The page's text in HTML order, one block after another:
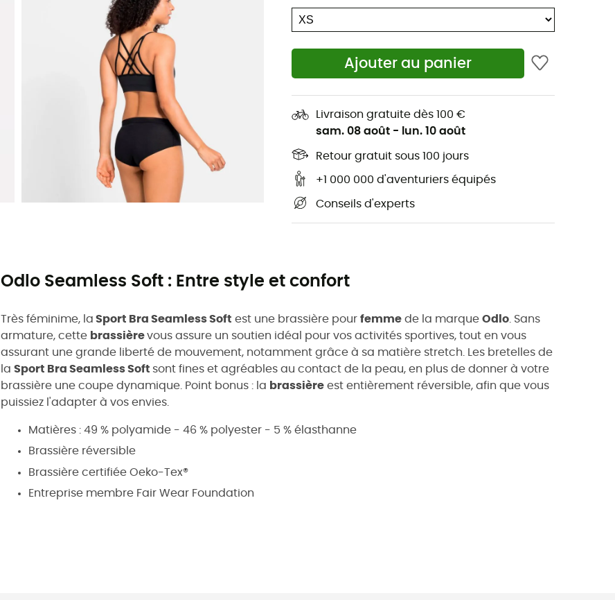
Ajouter au panier
Livraison gratuite dès 100 €
sam. 08 août - lun. 10 août
Retour gratuit sous 100 jours
+1 000 000 d'aventuriers équipés
Conseils d'experts
Odlo Seamless Soft : Entre style et confort
Très féminime, la Sport Bra Seamless Soft est une brassière pour femme de la marque Odlo . Sans
armature, cette brassièrevous assure un soutien idéal pour vos activités sportives, tout en vous
assurant une grande liberté de mouvement, notamment grâce à sa matière stretch. Les bretelles de
la Sport Bra Seamless Soft sont fines et agréables au contact de la peau, en plus de donner à votre
brassière une coupe dynamique. Point bonus : la brassière est entièrement réversible, afin que vous
puissiez l'adapter à vos envies.
Matières : 49 % polyamide - 46 % polyester - 5 % élasthanne
Brassière réversible
Brassière certifiée Oeko-Tex®
Entreprise membre Fair Wear Foundation